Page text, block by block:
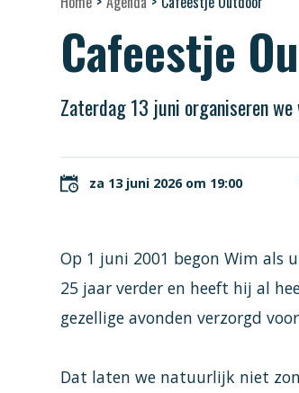
Cafeestje
Zaterdag 13 juni organiseren
za 13 juni 2026 om 19:00
Op 1 juni 2001 begon Wim als
25 jaar verder en heeft hij al
gezellige avonden verzorgd
Dat laten we natuurlijk niet